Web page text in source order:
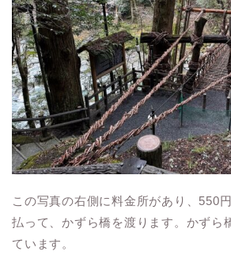
この写真の右側に料金所があり、550
払って、かずら橋を渡ります。かずら
ています。